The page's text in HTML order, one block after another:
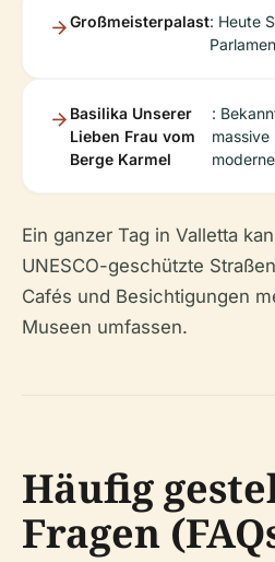
Großmeisterpalast: Heute
Basilika Unserer
Lieben Frau vom
Berge Karmel
:
massive
Ein ganzer Tag in Valletta
UNESCO-geschützte
Cafés und Besichtigungen
Museen umfassen.
Häufig
Fragen